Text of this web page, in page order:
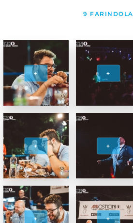
9 FARINDOLA
+ +
+ +
+ +